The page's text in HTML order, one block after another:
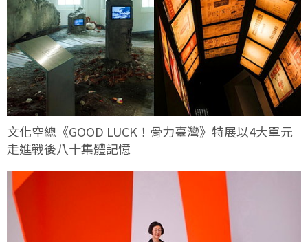
文化空總《GOOD LUCK！骨力臺灣》特展以4大單元
走進戰後八十集體記憶